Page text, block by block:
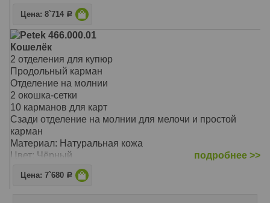
На внутренней задней стенке расположены три
прорезных кармана для кредитных карточек
На закрывающемся блоке имеются еще пять
прорезных карманов для карточек, окошко для
документов из прозрачной прочной сетки и одно
дополнительное отделение
Перед монетницей на внешней стороне находятся два
кармашка для карточек и одно дополнительное
отделение для бумаг на всю длину портмоне
Материал: Натуральная кожа
Цвет: Чёрный
Тип: прямой
Размер: 19,0х10,0 см
Цена: 8`714 Р
Petek 466.000.01
Кошелёк
2 отделения для купюр
Продольный карман
Отделение на молнии
2 окошка-сетки
10 карманов для карт
Сзади отделение на молнии для мелочи и простой
карман
Материал: Натуральная кожа
Цвет: Чёрный
Размер: 19,5х9,5 см
подробнее >>
Цена: 7`680 Р